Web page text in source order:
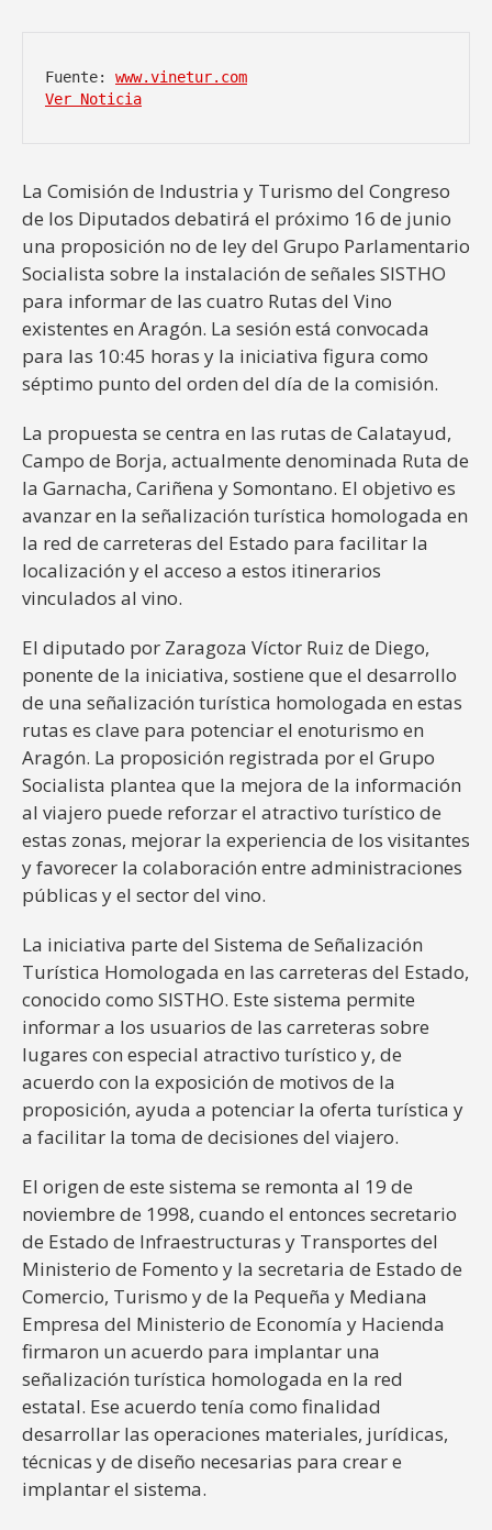
Fuente: www.vinetur.com
Ver Noticia
La Comisión de Industria y Turismo del Congreso
de los Diputados debatirá el próximo 16 de junio
una proposición no de ley del Grupo Parlamentario
Socialista sobre la instalación de señales SISTHO
para informar de las cuatro Rutas del Vino
existentes en Aragón. La sesión está convocada
para las 10:45 horas y la iniciativa figura como
séptimo punto del orden del día de la comisión.
La propuesta se centra en las rutas de Calatayud,
Campo de Borja, actualmente denominada Ruta de
la Garnacha, Cariñena y Somontano. El objetivo es
avanzar en la señalización turística homologada en
la red de carreteras del Estado para facilitar la
localización y el acceso a estos itinerarios
vinculados al vino.
El diputado por Zaragoza Víctor Ruiz de Diego,
ponente de la iniciativa, sostiene que el desarrollo
de una señalización turística homologada en estas
rutas es clave para potenciar el enoturismo en
Aragón. La proposición registrada por el Grupo
Socialista plantea que la mejora de la información
al viajero puede reforzar el atractivo turístico de
estas zonas, mejorar la experiencia de los visitantes
y favorecer la colaboración entre administraciones
públicas y el sector del vino.
La iniciativa parte del Sistema de Señalización
Turística Homologada en las carreteras del Estado,
conocido como SISTHO. Este sistema permite
informar a los usuarios de las carreteras sobre
lugares con especial atractivo turístico y, de
acuerdo con la exposición de motivos de la
proposición, ayuda a potenciar la oferta turística y
a facilitar la toma de decisiones del viajero.
El origen de este sistema se remonta al 19 de
noviembre de 1998, cuando el entonces secretario
de Estado de Infraestructuras y Transportes del
Ministerio de Fomento y la secretaria de Estado de
Comercio, Turismo y de la Pequeña y Mediana
Empresa del Ministerio de Economía y Hacienda
firmaron un acuerdo para implantar una
señalización turística homologada en la red
estatal. Ese acuerdo tenía como finalidad
desarrollar las operaciones materiales, jurídicas,
técnicas y de diseño necesarias para crear e
implantar el sistema.